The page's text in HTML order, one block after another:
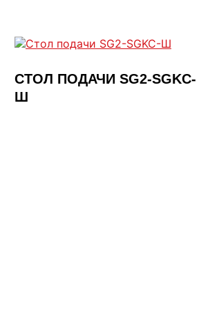
е
а
п
СТОЛ ПОДАЧИ SG2-SGKC-
Ш